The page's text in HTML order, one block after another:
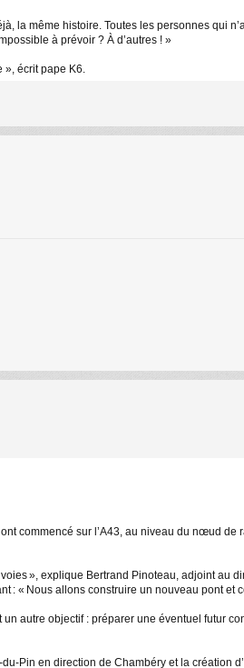
la même histoire. Toutes les personnes qui
à prévoir ? À d’autres ! »
écrit pape K6.
commencé sur l’A43, au niveau du nœud de
», explique Bertrand Pinoteau, adjoint au
« Nous allons construire un nouveau pont et
autre objectif : préparer une éventuel futur
Pin en direction de Chambéry et la création